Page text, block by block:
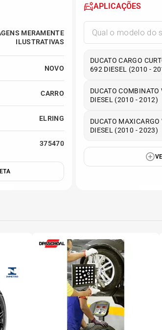
MERAMENTE
ILUSTRATIVAS
NOVO
CARRO
ELRING
375470
APLICAÇÕES
DUCATO CARGO
692 DIESEL (2010 -
DUCATO
DIESEL (2010 - 2012)
DUCATO
DIESEL (2010 - 2023)